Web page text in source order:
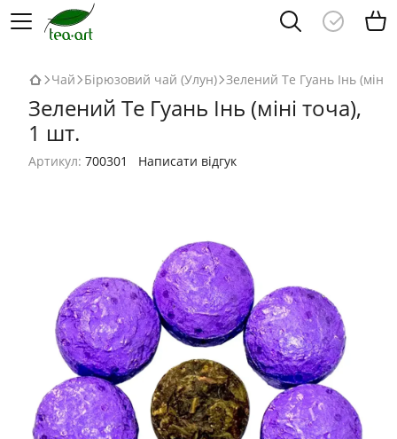
Чай Бірюзовий чай (Улун) Зелений Те Гуань Інь (міні
Зелений Те Гуань Інь (міні точа),
1 шт.
Артикул: 700301 Написати відгук